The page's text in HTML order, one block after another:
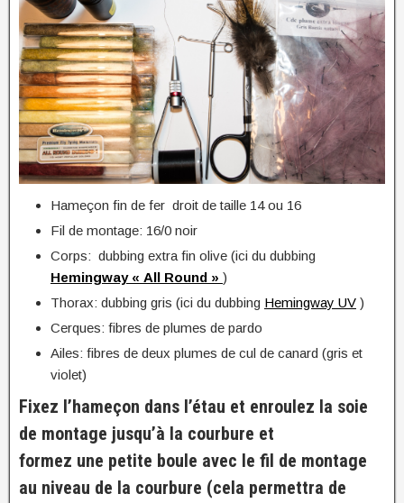
Hameçon fin de fer droit de taille 14 ou 16
Fil de montage: 16/0 noir
Corps: dubbing extra fin olive (ici du dubbing
Hemingway « All Round » )
Thorax: dubbing gris (ici du dubbing Hemingway UV )
Cerques: fibres de plumes de pardo
Ailes: fibres de deux plumes de cul de canard (gris et
violet)
Fixez l’hameçon dans l’étau et enroulez la soie
de montage jusqu’à la courbure et
formez une petite boule avec le fil de montage
au niveau de la courbure (cela permettra de